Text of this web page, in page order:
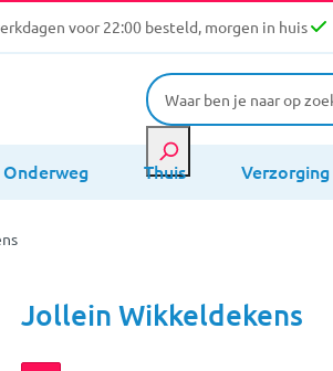
voor 22:00 besteld, morgen in huis
Onderweg Thuis Verzorging
Jollein Wikkeldekens